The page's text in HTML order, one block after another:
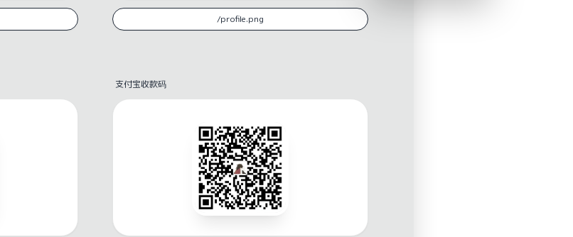
支付宝收款码